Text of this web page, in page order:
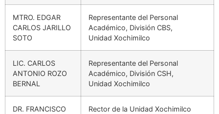
MTRO. EDGAR
CARLOS JARILLO
SOTO
Representante del Personal
Académico, División CBS,
Unidad Xochimilco
LIC. CARLOS
ANTONIO ROZO
BERNAL
Representante del Personal
Académico, División CSH,
Unidad Xochimilco
DR. FRANCISCO
Rector de la Unidad Xochimilco